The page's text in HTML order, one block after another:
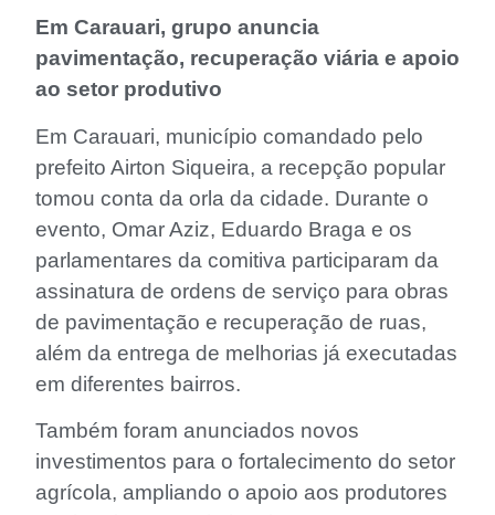
Em Carauari, grupo anuncia
pavimentação, recuperação viária e apoio
ao setor produtivo
Em Carauari, município comandado pelo
prefeito Airton Siqueira, a recepção popular
tomou conta da orla da cidade. Durante o
evento, Omar Aziz, Eduardo Braga e os
parlamentares da comitiva participaram da
assinatura de ordens de serviço para obras
de pavimentação e recuperação de ruas,
além da entrega de melhorias já executadas
em diferentes bairros.
Também foram anunciados novos
investimentos para o fortalecimento do setor
agrícola, ampliando o apoio aos produtores